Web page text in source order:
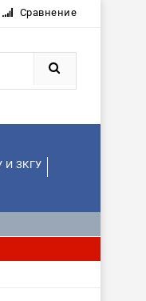
Сравнение
И ЗКГУ